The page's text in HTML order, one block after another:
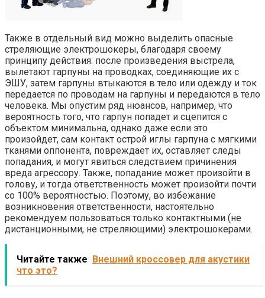
Также в отдельный вид можно выделить опасные
стреляющие электрошокеры, благодаря своему
принципу действия: после произведения выстрела,
вылетают гарпуны на проводках, соединяющие их с
ЭШУ, затем гарпуны втыкаются в тело или одежду и ток
передается по проводам на гарпуны и передаются в тело
человека. Мы опустим ряд нюансов, например, что
вероятность того, что гарпун попадет и сцепится с
объектом минимальна, однако даже если это
произойдет, сам контакт острой иглы гарпуна с мягкими
тканями оппонента, повреждает их, оставляет следы
попадания, и могут явиться следствием причинения
вреда агрессору. Также, попадание может произойти в
голову, и тогда ответственность может произойти почти
со 100% вероятностью. Поэтому, во избежание
возникновения ответственности, настоятельно
рекомендуем пользоваться только контактными (не
дистанционными, не стреляющими) электрошокерами.
Читайте также
Внешний кроссовер для акустики
что это?